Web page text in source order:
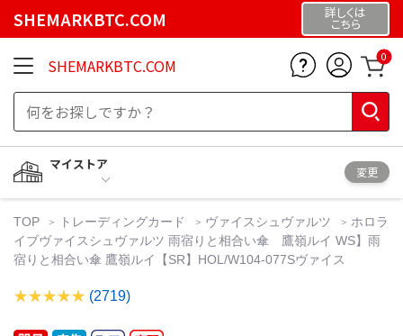
SHEMARKBTC.COM 詳しくは
こちら
SHEMARKBTC.COM 0
マイストア
変更
TOP トレーディングカード ヴァイスシュヴァルツ
ホロラ
イブヴァイスシュヴァルツ 雨宿りと相合い傘 鷹嶺ルイ WS】雨
宿りと相合い傘 鷹嶺ルイ【SR】HOL/W104-077Sヴァイス
(2719)